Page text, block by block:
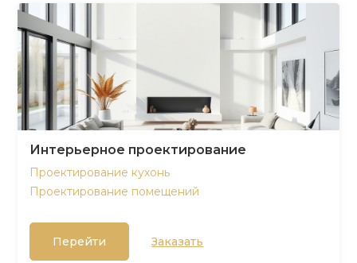
Интерьерное проектирование
Проектирование кухонь
Проектирование помещений
Перейти Заказать